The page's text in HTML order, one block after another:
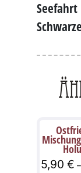
5,90 € –